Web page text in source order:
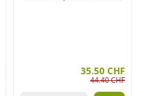
35.50 CHF
44.40 CHF